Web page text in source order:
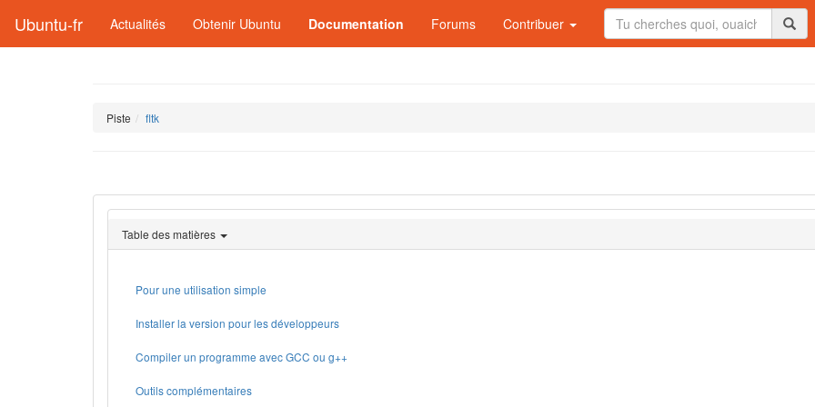
Ubuntu-fr Actualités Obtenir Ubuntu Documentation Forums Contribuer
Piste fltk
Table des matières
Pour une utilisation simple
Installer la version pour les développeurs
Compiler un programme avec GCC ou g++
Outils complémentaires